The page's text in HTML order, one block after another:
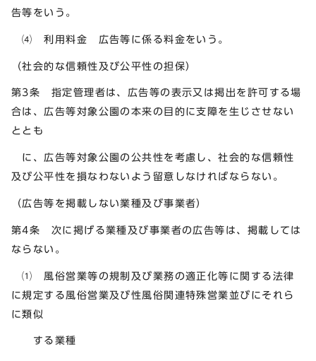
告等をいう。
⑷ 利用料金 広告等に係る料金をいう。
（社会的な信頼性及び公平性の担保）
第3条 指定管理者は、広告等の表示又は掲出を許可する場
合は、広告等対象公園の本来の目的に支障を生じさせない
ととも
に、広告等対象公園の公共性を考慮し、社会的な信頼性
及び公平性を損なわないよう留意しなければならない。
（広告等を掲載しない業種及び事業者）
第4条 次に掲げる業種及び事業者の広告等は、掲載しては
ならない。
⑴ 風俗営業等の規制及び業務の適正化等に関する法律
に規定する風俗営業及び性風俗関連特殊営業並びにそれら
に類似
する業種